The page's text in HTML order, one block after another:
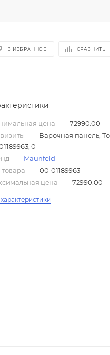
В ИЗБРАННОЕ СРАВНИТЬ
цена — 72990.00
— Варочная панель,
0
— Maunfeld
товара — 00-01189963
цена — 72990.00